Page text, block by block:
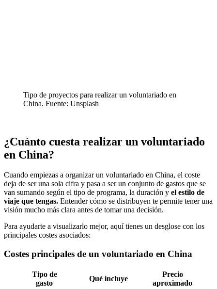
Tipo de proyectos para realizar un voluntariado en
China. Fuente: Unsplash
¿Cuánto cuesta realizar un voluntariado
en China?
Cuando empiezas a organizar un voluntariado en China, el coste
deja de ser una sola cifra y pasa a ser un conjunto de gastos que se
van sumando según el tipo de programa, la duración y el estilo de
viaje que tengas. Entender cómo se distribuyen te permite tener una
visión mucho más clara antes de tomar una decisión.
Para ayudarte a visualizarlo mejor, aquí tienes un desglose con los
principales costes asociados:
Costes principales de un voluntariado en China
Tipo de
gasto
Qué incluye
Precio
aproximado